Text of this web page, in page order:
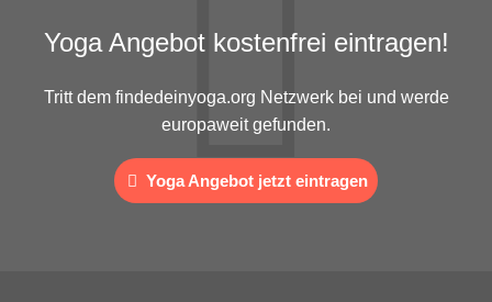
Yoga Angebot kostenfrei eintragen!
Tritt dem findedeinyoga.org Netzwerk bei und werde
europaweit gefunden.
Yoga Angebot jetzt eintragen